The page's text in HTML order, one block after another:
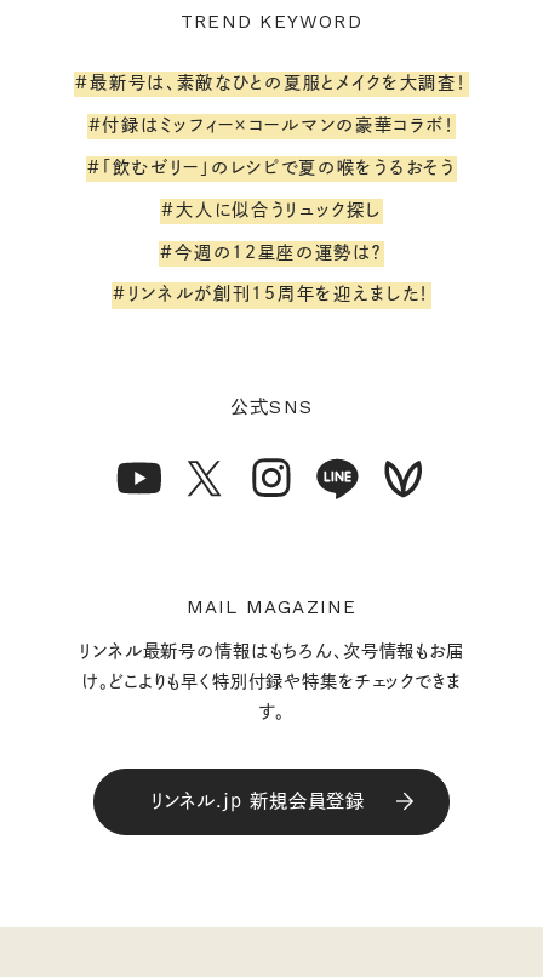
TREND KEYWORD
#最新号は、素敵なひとの夏服とメイクを大調査！
#付録はミッフィー×コールマンの豪華コラボ！
#「飲むゼリー」のレシピで夏の喉をうるおそう
#大人に似合うリュック探し
#今週の12星座の運勢は？
#リンネルが創刊15周年を迎えました！
公式SNS
MAIL MAGAZINE
リンネル最新号の情報はもちろん、次号情報もお届
け。どこよりも早く特別付録や特集をチェックできま
す。
リンネル.jp 新規会員登録